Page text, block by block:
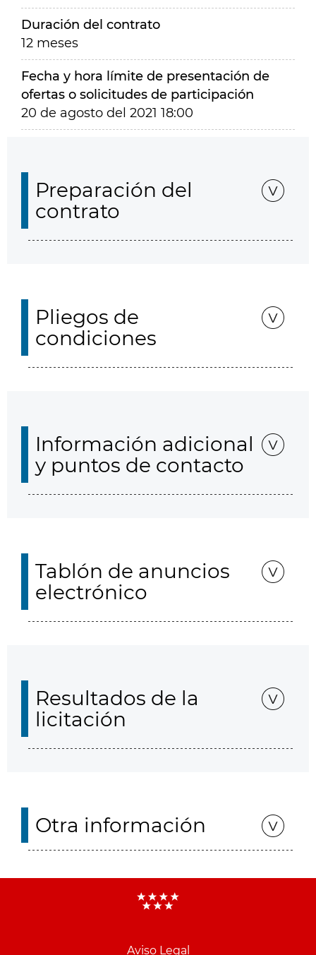
Duración del contrato
12 meses
Fecha y hora límite de presentación de
ofertas o solicitudes de participación
20 de agosto del 2021 18:00
Preparación del
contrato
Pliegos de
condiciones
Información adicional
y puntos de contacto
Tablón de anuncios
electrónico
Resultados de la
licitación
Otra información
Aviso Legal